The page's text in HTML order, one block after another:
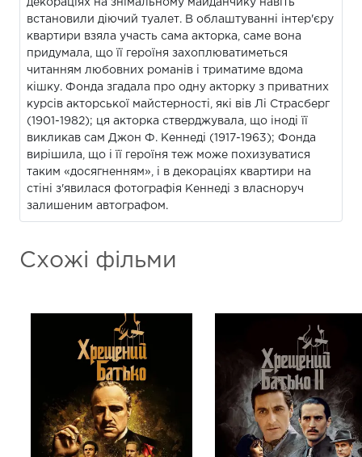
декораціях на знімальному майданчику навіть
встановили діючий туалет. В облаштуванні інтер'єру
квартири взяла участь сама акторка, саме вона
придумала, що її героїня захоплюватиметься
читанням любовних романів і триматиме вдома
кішку. Фонда згадала про одну акторку з приватних
курсів акторської майстерності, які вів Лі Страсберг
(1901-1982); ця акторка стверджувала, що іноді її
викликав сам Джон Ф. Кеннеді (1917-1963); Фонда
вирішила, що і її героїня теж може похизуватися
таким «досягненням», і в декораціях квартири на
стіні з'явилася фотографія Кеннеді з власноруч
залишеним автографом.
Схожі фільми